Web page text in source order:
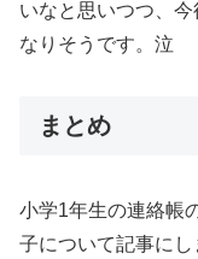
いなと思いつつ、
なりそうです。泣
まとめ
小学1年生の連絡帳
子について記事にし